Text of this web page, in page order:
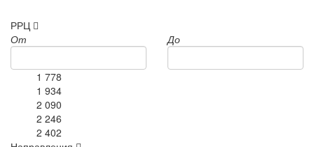
РРЦ
От
До
1 778
1 934
2 090
2 246
2 402